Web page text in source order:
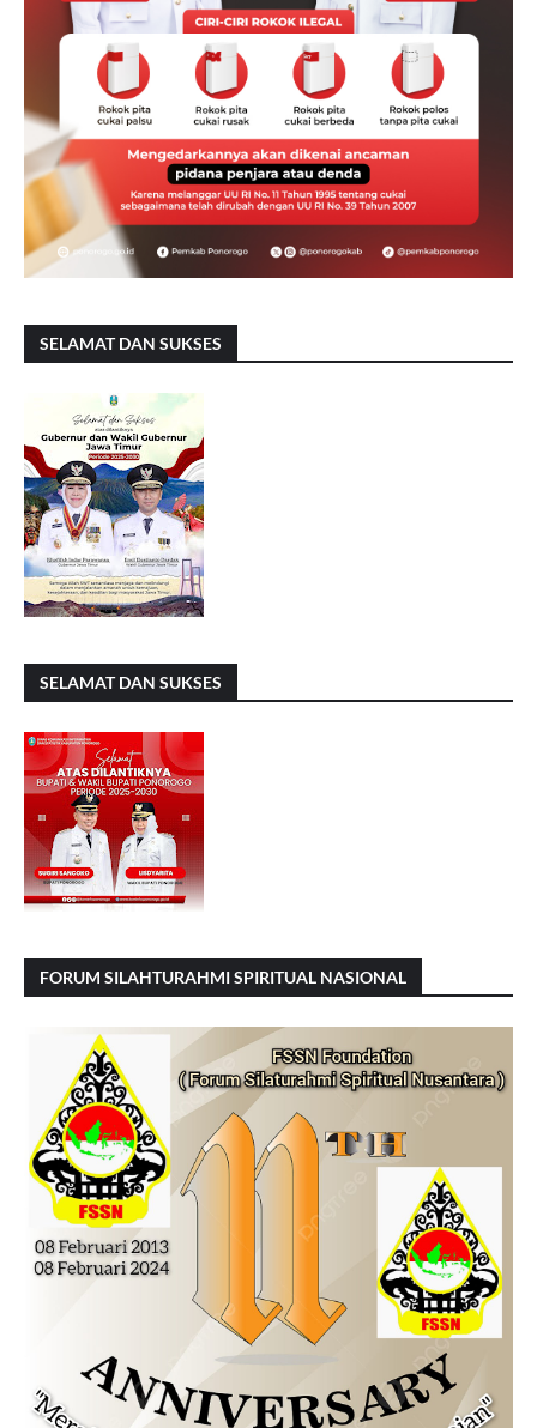
SELAMAT DAN SUKSES
SELAMAT DAN SUKSES
FORUM SILAHTURAHMI SPIRITUAL NASIONAL